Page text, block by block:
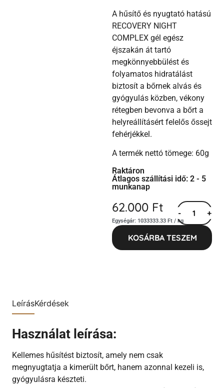
A hűsítő és nyugtató hatású
RECOVERY NIGHT
COMPLEX gél egész
éjszakán át tartó
megkönnyebbülést és
folyamatos hidratálást
biztosít a bőrnek alvás és
gyógyulás közben, vékony
rétegben bevonva a bőrt a
helyreállításért felelős őssejt
fehérjékkel.
A termék nettó tömege: 60g
Raktáron
Átlagos szállítási idő: 2 - 5
munkanap
62.000 Ft
Egységár: 1033333.33 Ft / kg
- +
KOSÁRBA TESZEM
LeírásKérdések
Használat leírása:
Kellemes hűsítést biztosít, amely nem csak
megnyugtatja a kimerült bőrt, hanem azonnal kezeli is,
gyógyulásra készteti.